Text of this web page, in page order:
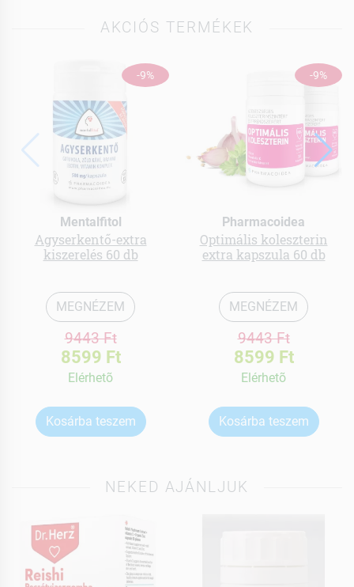
AKCIÓS TERMÉKEK
-9%
Mentalfitol
Agyserkentő-extra
kiszerelés 60 db
MEGNÉZEM
9443 Ft
8599 Ft
Elérhetõ
Kosárba teszem
-9%
Pharmacoidea
Optimális koleszterin
extra kapszula 60 db
MEGNÉZEM
9443 Ft
8599 Ft
Elérhetõ
Kosárba teszem
NEKED AJÁNLJUK